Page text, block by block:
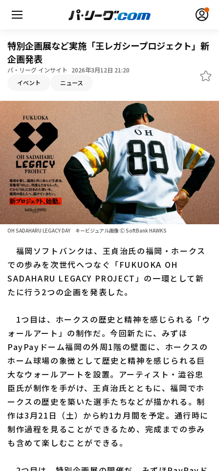
無料アカウント登録
HOME
動画
日程・結果
順位表･成績
1軍公式戦
ファーム東地区
ファーム中地区
ファーム西地区
交流戦
選手名鑑
北海道日本ハムファイターズ
東北楽天ゴールデンイーグルス
千葉ロッテマリーンズ
オリックス・バファローズ
福岡ソフトバンクホークス
特別企画展など実施「王レガシープロジェクト」新
企画発表
パ・リーグ インサイト 2026年3月12日 21:20
イベント ニュース
OH SADAHARU LEGACY DAY キービジュアル画像 Ⓒ SoftBank HAWKS
福岡ソフトバンクは、王貞治氏の福岡・ホークス
での歩みを次世代へつなぐ「FUKUOKA OH
SADAHARU LEGACY PROJECT」の一環として新
たに行う2つの企画を発表した。
1つ目は、ホークスの歴史と精神を感じられる「ウ
ォールアート」の制作だ。今回新たに、みずほ
PayPayドーム福岡の外周1階の壁面に、ホークスの
ホーム球場の象徴として歴史と精神を感じられる巨
大なウォールアートを設置。アーティスト・澁谷忠
臣氏が制作を手がけ、王貞治氏とともに、福岡でホ
ークスの歴史を築いた選手たちなどが描かれる。制
作は3月21日（土）から約1カ月間を予定。通行時に
制作過程を見ることができるため、完成までの歩み
も含めて楽しむことができる。